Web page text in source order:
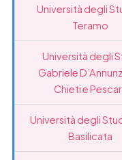
Università degli
Teramo
Università degli
Gabriele
Chieti e
Università degli
Basilicata